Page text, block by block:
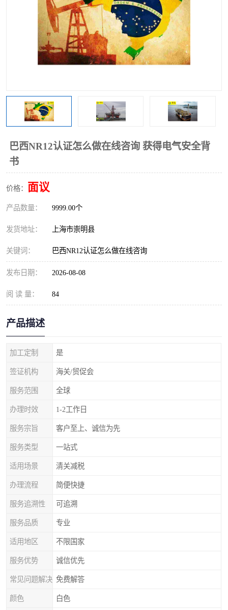
巴西NR12认证怎么做在线咨询 获得电气安全背
书
价格： 面议
产品数量： 9999.00个
发货地址： 上海市崇明县
关键词： 巴西NR12认证怎么做在线咨询
发布日期： 2026-08-08
阅 读 量： 84
产品描述
加工定制 是
签证机构 海关/贸促会
服务范围 全球
办理时效 1-2工作日
服务宗旨 客户至上、诚信为先
服务类型 一站式
适用场景 清关减税
办理流程 简便快捷
服务追溯性 可追溯
服务品质 专业
适用地区 不限国家
服务优势 诚信优先
常见问题解决 免费解答
颜色 白色